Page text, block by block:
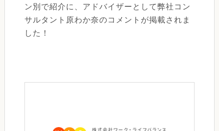
ン別で紹介に、アドバイザーとして弊社コン
サルタント原わか奈のコメントが掲載されま
した！